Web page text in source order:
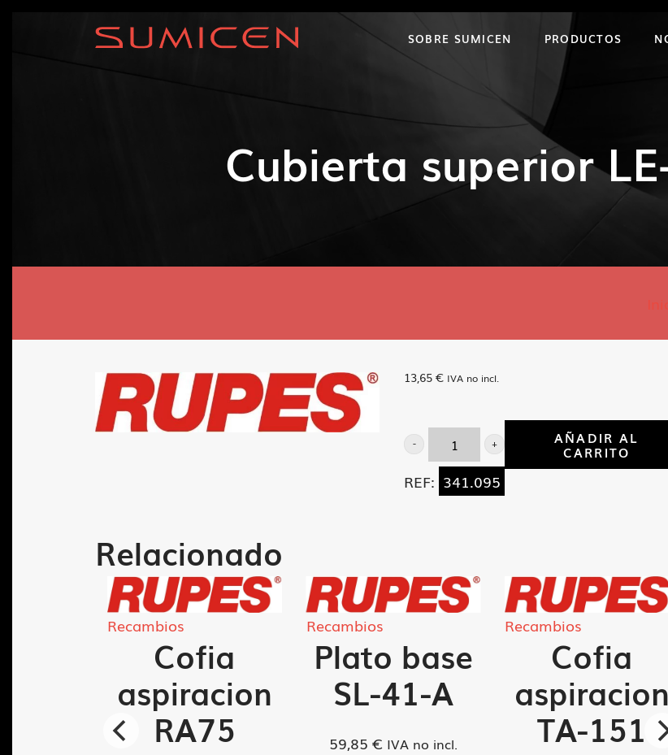
SOBRE SUMICEN PRODUCTOS
Cubierta superior
13,65 € IVA no incl.
Cubierta
superior
91
cantidad
AÑADIR AL
CARRITO
REF: 341.095
Relacionado
Recambios
Cofia
aspiracion
RA75
Recambios
Plato base
SL-41-A
59,85 € IVA no incl.
Recambios
Cofia
aspiracion
TA-151